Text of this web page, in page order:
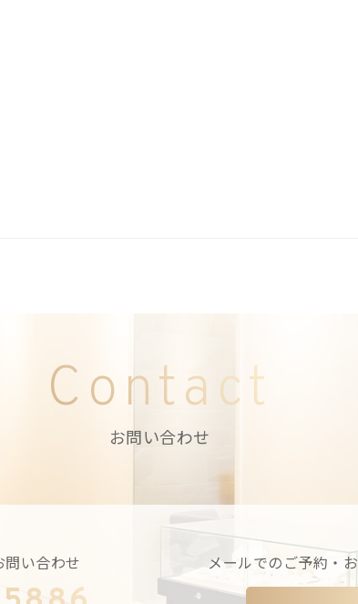
Contact
お問い合わせ
い合わせ メールでのご予約・